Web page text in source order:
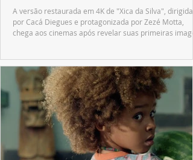
A versão restaurada em 4K de "Xica da Silva", dirigida
por Cacá Diegues e protagonizada por Zezé Motta,
chega aos cinemas após revelar suas primeiras